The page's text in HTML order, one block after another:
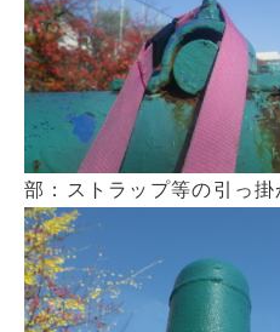
部：ストラップ等の引っ